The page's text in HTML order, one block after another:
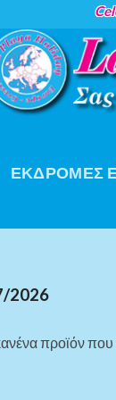
ΕΚΔΡΟΜΈΣ
2026
προϊόν που